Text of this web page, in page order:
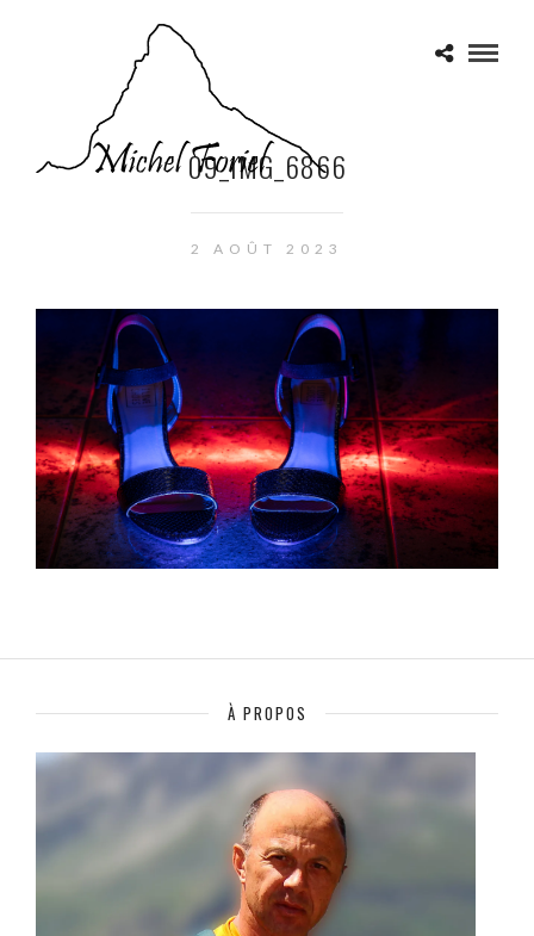
09_IMG_6866
2 AOÛT 2023
À PROPOS